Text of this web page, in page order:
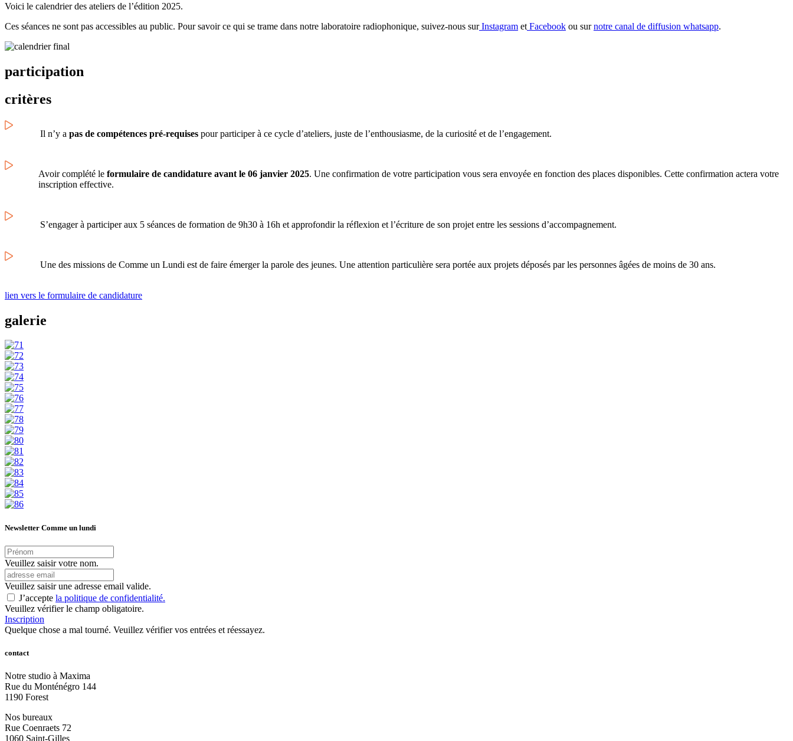
Voici le calendrier des ateliers de l’édition 2025.
Ces séances ne sont pas accessibles au public. Pour savoir ce qui se trame dans notre laboratoire radiophonique, suivez-nous sur Instagram et Facebook ou surnotre canal de diffusion whatsapp.
participation
critères
Il n’y a pas de compétences pré-requises pour participer à ce cycle d’ateliers, juste de l’enthousiasme, de la curiosité et de l’engagement.
Avoir complété le formulaire de candidature avant le 06 janvier 2025. Une confirmation de votre participation vous sera envoyée en fonction des places disponibles. Cette confirmation actera votre
inscription effective.
S’engager à participer aux 5 séances de formation de 9h30 à 16h et approfondir la réflexion et l’écriture de son projet entre les sessions d’accompagnement.
Une des missions de Comme un Lundi est de faire émerger la parole des jeunes. Une attention particulière sera portée aux projets déposés par les personnes âgées de moins de 30 ans.
lien vers le formulaire de candidature
galerie
Newsletter Comme un lundi
Veuillez saisir votre nom.
Veuillez saisir une adresse email valide.
J’accepte la politique de confidentialité.
Veuillez vérifier le champ obligatoire.
Inscription
Quelque chose a mal tourné. Veuillez vérifier vos entrées et réessayez.
contact
Notre studio à Maxima
Rue du Monténégro 144
1190 Forest
Nos bureaux
Rue Coenraets 72
1060 Saint-Gilles